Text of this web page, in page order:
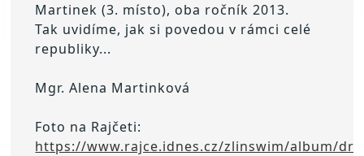
Martinek (3. místo), oba ročník 2013.
Tak uvidíme, jak si povedou v rámci celé
republiky...
Mgr. Alena Martinková
https://www.rajce.idnes.cz/zlinswim/album/